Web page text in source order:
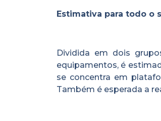
Estimativa para todo o
Dividida em dois
equipamentos, é
se concentra em
Também é esperada a